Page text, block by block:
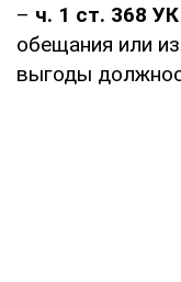
– ч. 1 ст. 368 УК
обещания или
выгоды